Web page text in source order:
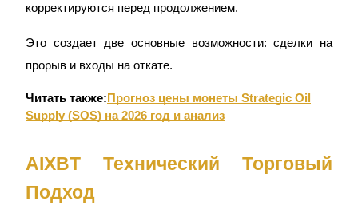
Стейкинг
корректируются перед продолжением.
Это создает две основные возможности: сделки на
прорыв и входы на откате.
Читать также:Прогноз цены монеты Strategic Oil
Supply (SOS) на 2026 год и анализ
AIXBT Технический Торговый
Подход